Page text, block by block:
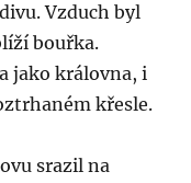
Vzduch byl
bouřka.
jako královna, i
křesle.
srazil na